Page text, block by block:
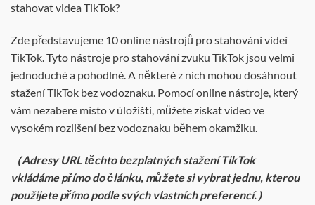
stahovat videa TikTok?
Zde představujeme 10 online nástrojů pro stahování videí
TikTok. Tyto nástroje pro stahování zvuku TikTok jsou velmi
jednoduché a pohodlné. A některé z nich mohou dosáhnout
stažení TikTok bez vodoznaku. Pomocí online nástroje, který
vám nezabere místo v úložišti, můžete získat video ve
vysokém rozlišení bez vodoznaku během okamžiku.
（Adresy URL těchto bezplatných stažení TikTok
vkládáme přímo do článku, můžete si vybrat jednu, kterou
použijete přímo podle svých vlastních preferencí.）